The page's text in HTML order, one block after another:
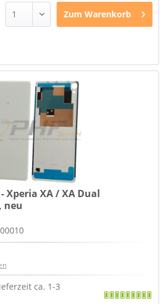
Zum Warenkorb
Xperia XA / XA Dual
neu
ca. 1-3